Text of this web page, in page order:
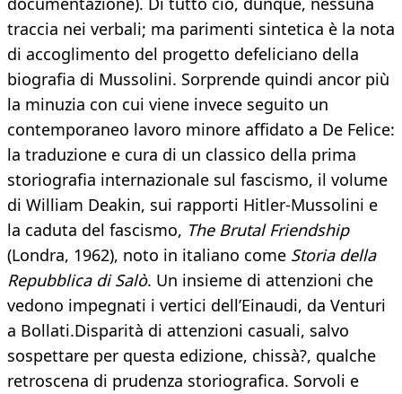
traccia nei verbali; ma parimenti sintetica è la nota
di accoglimento del progetto defeliciano della
biografia di Mussolini. Sorprende quindi ancor più
la minuzia con cui viene invece seguito un
contemporaneo lavoro minore affidato a De Felice:
la traduzione e cura di un classico della prima
storiografia internazionale sul fascismo, il volume
di William Deakin, sui rapporti Hitler-Mussolini e
la caduta del fascismo, The Brutal Friendship
(Londra, 1962), noto in italiano come Storia della
Repubblica di Salò. Un insieme di attenzioni che
vedono impegnati i vertici dell’Einaudi, da Venturi
a Bollati.Disparità di attenzioni casuali, salvo
sospettare per questa edizione, chissà?, qualche
retroscena di prudenza storiografica. Sorvoli e